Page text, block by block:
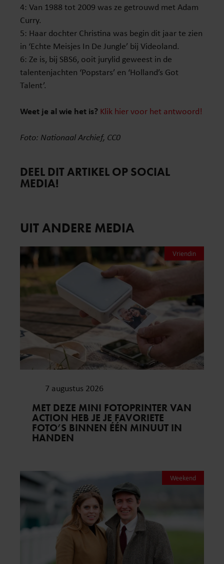
4: Van 1988 tot 2009 was ze getrouwd met Adam
Curry.
5: Haar dochter Christina was begin dit jaar te zien
in ‘Echte Meisjes In De Jungle’ bij Videoland.
6: Ze is, bij SBS6, ooit jurylid geweest in de
talentenjachten ‘Popstars’ en ‘Holland’s Got
Talent’.
Weet je al wie het is? Klik hier voor het antwoord!
Foto: Nationaal Archief, CC0
DEEL DIT ARTIKEL OP SOCIAL
MEDIA!
UIT ANDERE MEDIA
Vriendin
7 augustus 2026
MET DEZE MINI FOTOPRINTER VAN
ACTION HEB JE JE FAVORIETE
FOTO’S BINNEN ÉÉN MINUUT IN
HANDEN
Weekend